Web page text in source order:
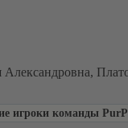
Александровна,
игроки команды